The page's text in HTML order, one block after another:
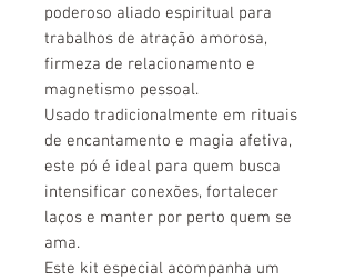
poderoso aliado espiritual para
trabalhos de atração amorosa,
firmeza de relacionamento e
magnetismo pessoal.
Usado tradicionalmente em rituais
de encantamento e magia afetiva,
este pó é ideal para quem busca
intensificar conexões, fortalecer
laços e manter por perto quem se
ama.
Este kit especial acompanha um